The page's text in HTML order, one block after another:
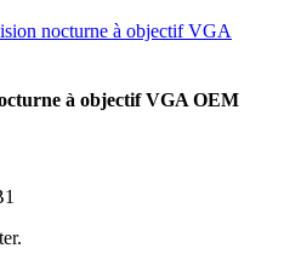
à objectif VGA OEM